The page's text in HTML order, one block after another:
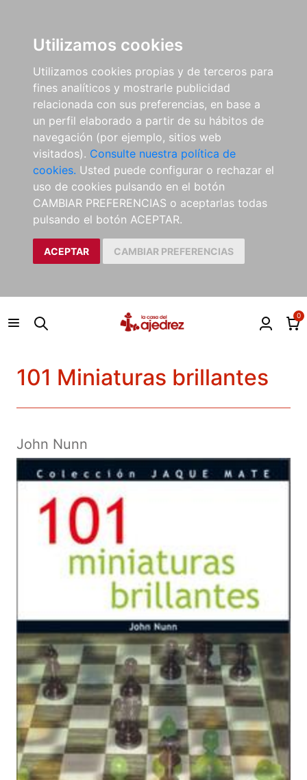
Utilizamos cookies
Utilizamos cookies propias y de terceros para
fines analíticos y mostrarle publicidad
relacionada con sus preferencias, en base a
un perfil elaborado a partir de su hábitos de
navegación (por ejemplo, sitios web
visitados). Consulte nuestra política de
cookies. Usted puede configurar o rechazar el
uso de cookies pulsando en el botón
CAMBIAR PREFERENCIAS o aceptarlas todas
pulsando el botón ACEPTAR.
ACEPTAR CAMBIAR PREFERENCIAS
0
101 Miniaturas brillantes
John Nunn